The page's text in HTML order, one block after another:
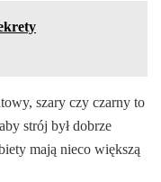
szary czy czarny to
strój był dobrze
mają nieco większą